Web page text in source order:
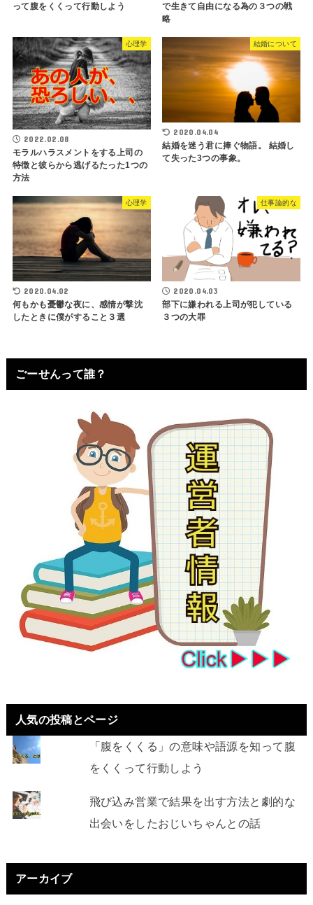
って腹をくくって行動しよう
で生きて自由になる為の３つの戦
略
心理学
2022.02.08
モラルハラスメントをする上司の
特徴と彼らから逃げるたった1つの
方法
結婚について
2020.04.04
結婚を迷う君に捧ぐ物語。 結婚し
て失った3つの事象。
心理学
2020.04.02
何もかも憂鬱な夜に、感情が撃沈
したときに僕がすること３選
仕事論的な
2020.04.03
部下に嫌われる上司が犯している
３つの大罪
ごーせんって誰？
人気の投稿とページ
「腹をくくる」の意味や語源を知って腹
をくくって行動しよう
飛び込み営業で結果を出す方法と劇的な
出会いをしたおじいちゃんとの話
アーカイブ